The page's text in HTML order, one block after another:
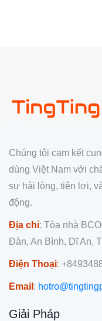
Chúng tôi cam kết
dùng Việt Nam với
sự hài lòng, tiện lợi,
động.
Địa chỉ: Tòa nhà
Đàn, An Bình, Dĩ An,
Điện Thoại:
Email :
Giải Pháp